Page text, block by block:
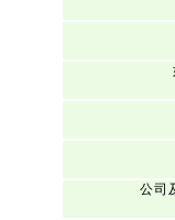
公司